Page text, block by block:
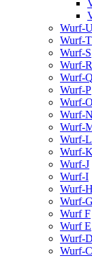
Wurf-
Wurf-T
Wurf-S
Wurf-R
Wurf-Q
Wurf-P
Wurf-O
Wurf-N
Wurf-
Wurf-L
Wurf-K
Wurf-J
Wurf-I
Wurf-H
Wurf-G
Wurf F
Wurf E
Wurf-D
Wurf-C